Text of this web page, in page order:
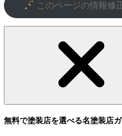
このページの情報修
無料で塗装店を選べる名塗装店